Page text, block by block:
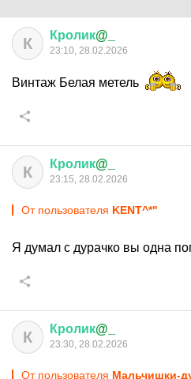
К Кролик@_
23:10, 28.02.2026
Винтаж Белая метель
К Кролик@_
23:15, 28.02.2026
От пользователя KENT^*"
Я думал с дурачко вы одна
К Кролик@_
23:30, 28.02.2026
От пользователя Мальчишки-